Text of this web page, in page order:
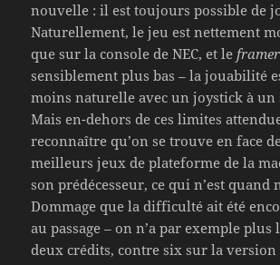
nouvelle : il est toujours possible de
Naturellement, le jeu est nettement
que sur la console de NEC, et le
sensiblement plus bas – la jouabilité
moins naturelle avec un joystick à un
Mais en-dehors de ces limites
reconnaître qu’on se trouve en face
meilleurs jeux de plateforme de la
son prédécesseur, ce qui n’est quand
Dommage que la difficulté ait été
au passage – on n’a par exemple plus
deux crédits, contre six sur la